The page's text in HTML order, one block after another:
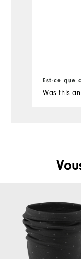
Est-ce que
Was this